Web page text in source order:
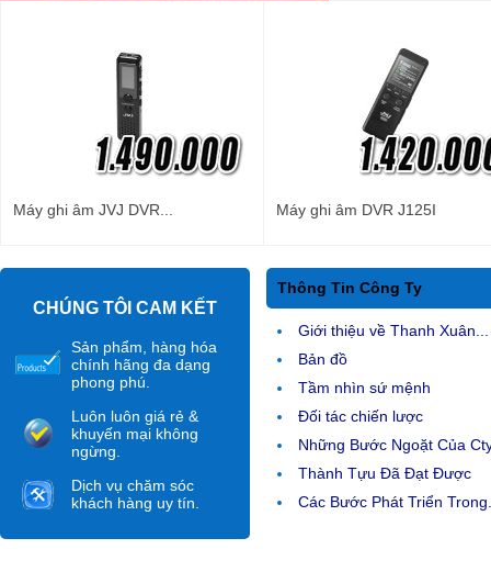
Máy ghi âm JVJ DVR... Máy ghi âm DVR J125I
CHÚNG TÔI CAM KẾT
Sản phẩm, hàng hóa
chính hãng đa dạng
phong phú.
Luôn luôn giá rẻ &
khuyến mại không
ngừng.
Dịch vụ chăm sóc
khách hàng uy tín.
Thông Tin Công Ty
Giới thiệu về Thanh Xuân...
Bản đồ
Tầm nhìn sứ mệnh
Đối tác chiến lược
Những Bước Ngoặt Của
Thành Tựu Đã Đạt Được
Các Bước Phát Triển